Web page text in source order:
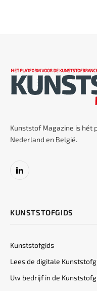
Kunststof Magazine is hét
Nederland en België.
LinkedIn
KUNSTSTOFGIDS
Kunststofgids
Lees de digitale
Uw bedrijf in de